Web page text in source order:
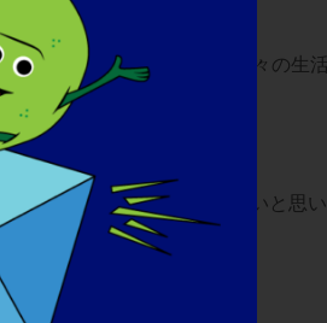
て成長することができ、日々の生
、全世界に知ってもらいたいと思